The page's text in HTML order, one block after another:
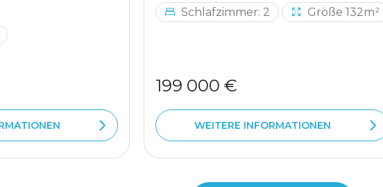
Schlafzimmer: 2 Größe 132m²
199 000 €
WEITERE INFORMATIONEN